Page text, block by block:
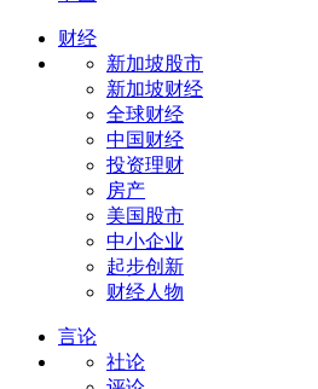
财经
新加坡股市
新加坡财经
全球财经
中国财经
投资理财
房产
美国股市
中小企业
起步创新
财经人物
言论
社论